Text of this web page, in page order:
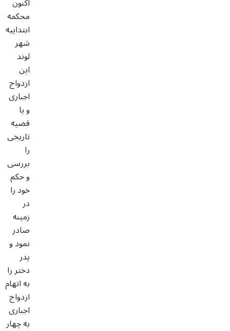
محکمه
ابتداییه
شهر
لوند
این
ازدواج
اجباری
و یا
قضیه
تاریخی
را
بررسی
و حکم
خود را
در
زمینه
صادر
نمود و
پدر
دختر را
به اتهام
ازدواج
اجباری
به چهار